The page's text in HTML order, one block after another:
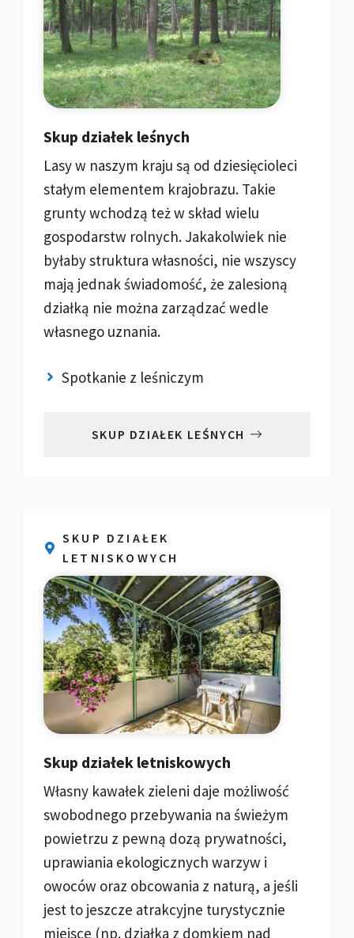
Skup działek leśnych
Lasy w naszym kraju są od dziesięcioleci
stałym elementem krajobrazu. Takie
grunty wchodzą też w skład wielu
gospodarstw rolnych. Jakakolwiek nie
byłaby struktura własności, nie wszyscy
mają jednak świadomość, że zalesioną
działką nie można zarządzać wedle
własnego uznania.
Spotkanie z leśniczym
SKUP DZIAŁEK LEŚNYCH
SKUP DZIAŁEK
LETNISKOWYCH
Skup działek letniskowych
Własny kawałek zieleni daje możliwość
swobodnego przebywania na świeżym
powietrzu z pewną dozą prywatności,
uprawiania ekologicznych warzyw i
owoców oraz obcowania z naturą, a jeśli
jest to jeszcze atrakcyjne turystycznie
miejsce (np. działka z domkiem nad